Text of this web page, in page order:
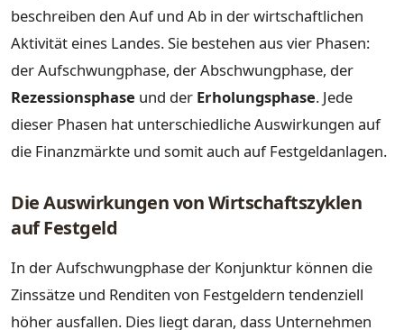
beschreiben den Auf und Ab in der wirtschaftlichen
Aktivität eines Landes. Sie bestehen aus vier Phasen:
der Aufschwungphase, der Abschwungphase, der
Rezessionsphase und der Erholungsphase. Jede
dieser Phasen hat unterschiedliche Auswirkungen auf
die Finanzmärkte und somit auch auf Festgeldanlagen.
Die Auswirkungen von Wirtschaftszyklen
auf Festgeld
In der Aufschwungphase der Konjunktur können die
Zinssätze und Renditen von Festgeldern tendenziell
höher ausfallen. Dies liegt daran, dass Unternehmen